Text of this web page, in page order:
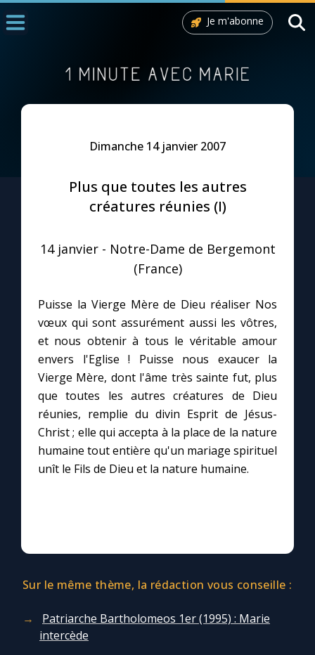
L'actualité de la semaine
La vidéo de la semaine
Le compte Tiktok
Le magazine
Le site internet
Questions-réponses
Avec Thérèse de Lisieux
L'Évangile chaque jour
Les premiers samedis du mois
Je m'abonne
Dimanche 14 janvier 2007
Plus que toutes les autres
créatures réunies (I)
14 janvier - Notre-Dame de Bergemont
(France)
Puisse la Vierge Mère de Dieu réaliser Nos
vœux qui sont assurément aussi les vôtres,
et nous obtenir à tous le véritable amour
envers l'Eglise ! Puisse nous exaucer la
Vierge Mère, dont l'âme très sainte fut, plus
que toutes les autres créatures de Dieu
réunies, remplie du divin Esprit de Jésus-
Christ ; elle qui accepta à la place de la nature
humaine tout entière qu'un mariage spirituel
unît le Fils de Dieu et la nature humaine.
Sur le même thème, la rédaction vous conseille :
Patriarche Bartholomeos 1er (1995) : Marie
intercède